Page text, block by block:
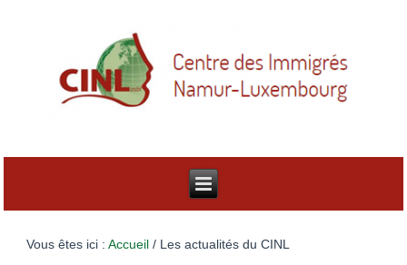
Vous êtes ici :Accueil / Les actualités du CINL